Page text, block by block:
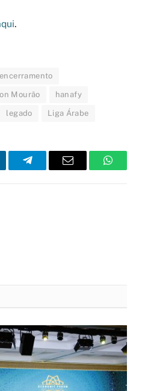
.
encerramento
Mourão hanafy
legado Liga Árabe
TelegramEmail